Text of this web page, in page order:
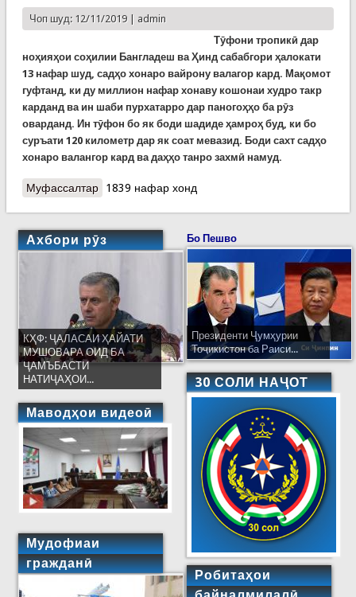
Чоп шуд: 12/11/2019 | admin
Тӯфони тропикӣ дар
ноҳияҳои соҳилии Бангладеш ва Ҳинд сабабгори ҳалокати
13 нафар шуд, садҳо хонаро вайрону валагор кард. Мақомот
гуфтанд, ки ду миллион нафар хонаву кошонаи худро такр
карданд ва ин шаби пурхатарро дар паногоҳҳо ба рӯз
оварданд. Ин тӯфон бо як боди шадиде ҳамроҳ буд, ки бо
суръати 120 километр дар як соат мевазид. Боди сахт садҳо
хонаро валангор кард ва даҳҳо танро захмӣ намуд.
Муфассалтаро Тӯфон соҳилҳои Ҳинд ва Банглодешро ноором
1839 нафар хонд
Ахбори рӯз
КҲФ: ҶАЛАСАИ ҲАЙАТИ
МУШОВАРА ОИД БА
ҶАМЪБАСТИ
НАТИҶАҲОИ...
Маводҳои видеоӣ
Мудофиаи
гражданӣ
Бо Пешво
Президенти Ҷумҳурии
Тоҷикистон ба Раиси...
30 СОЛИ НАҶОТ
Робитаҳои